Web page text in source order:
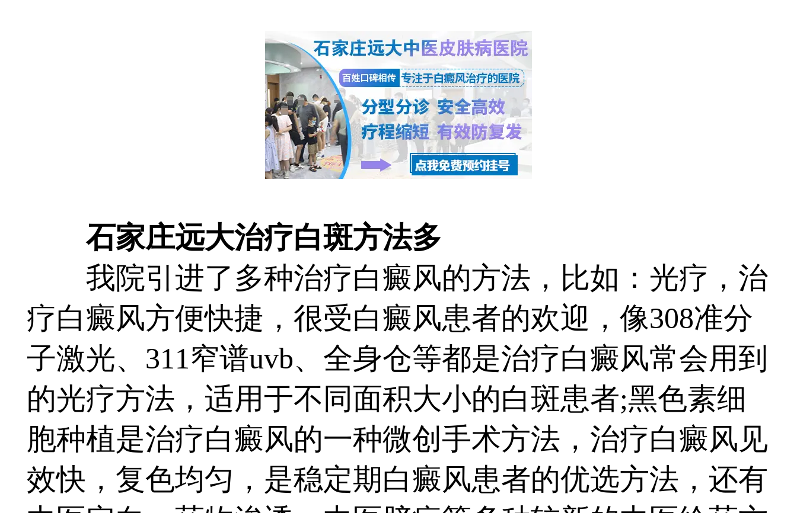
石家庄远大治疗白斑方法多
我院引进了多种治疗白癜风的方法，比如：光疗，治
疗白癜风方便快捷，很受白癜风患者的欢迎，像308准分
子激光、311窄谱uvb、全身仓等都是治疗白癜风常会用到
的光疗方法，适用于不同面积大小的白斑患者;黑色素细
胞种植是治疗白癜风的一种微创手术方法，治疗白癜风见
效快，复色均匀，是稳定期白癜风患者的优选方法，还有